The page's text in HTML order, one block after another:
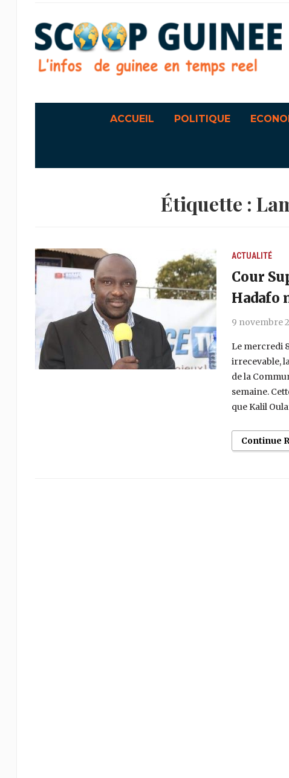
ACCUEIL POLITIQUE
Étiquette :
ACTUALITÉ
Cour
Hadafo
9 novembre
Le mercredi
irrecevable,
de la
semaine.
que Kalil
Continue